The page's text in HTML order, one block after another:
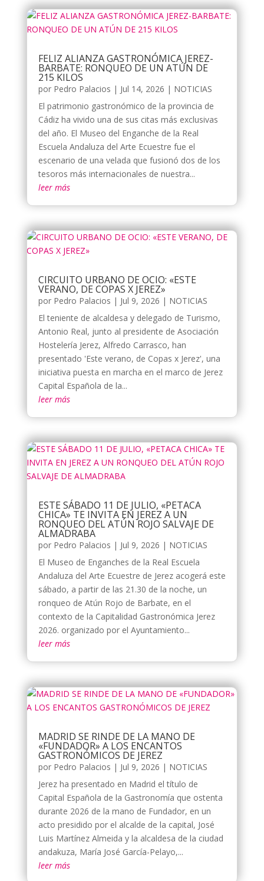
FELIZ ALIANZA GASTRONÓMICA JEREZ-
BARBATE: RONQUEO DE UN ATÚN DE
215 KILOS
por Pedro Palacios | Jul 14, 2026 | NOTICIAS
El patrimonio gastronómico de la provincia de
Cádiz ha vivido una de sus citas más exclusivas
del año. El Museo del Enganche de la Real
Escuela Andaluza del Arte Ecuestre fue el
escenario de una velada que fusionó dos de los
tesoros más internacionales de nuestra...
leer más
CIRCUITO URBANO DE OCIO: «ESTE
VERANO, DE COPAS X JEREZ»
por Pedro Palacios | Jul 9, 2026 | NOTICIAS
El teniente de alcaldesa y delegado de Turismo,
Antonio Real, junto al presidente de Asociación
Hostelería Jerez, Alfredo Carrasco, han
presentado 'Este verano, de Copas x Jerez', una
iniciativa puesta en marcha en el marco de Jerez
Capital Española de la...
leer más
ESTE SÁBADO 11 DE JULIO, «PETACA
CHICA» TE INVITA EN JEREZ A UN
RONQUEO DEL ATÚN ROJO SALVAJE DE
ALMADRABA
por Pedro Palacios | Jul 9, 2026 | NOTICIAS
El Museo de Enganches de la Real Escuela
Andaluza del Arte Ecuestre de Jerez acogerá este
sábado, a partir de las 21.30 de la noche, un
ronqueo de Atún Rojo de Barbate, en el
contexto de la Capitalidad Gastronómica Jerez
2026. organizado por el Ayuntamiento...
leer más
MADRID SE RINDE DE LA MANO DE
«FUNDADOR» A LOS ENCANTOS
GASTRONÓMICOS DE JEREZ
por Pedro Palacios | Jul 9, 2026 | NOTICIAS
Jerez ha presentado en Madrid el título de
Capital Española de la Gastronomía que ostenta
durante 2026 de la mano de Fundador, en un
acto presidido por el alcalde de la capital, José
Luis Martínez Almeida y la alcaldesa de la ciudad
andakuza, María José García-Pelayo,...
leer más